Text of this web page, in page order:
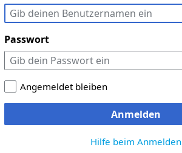
Passwort
Angemeldet bleiben
Anmelden
Hilfe beim Anmelden